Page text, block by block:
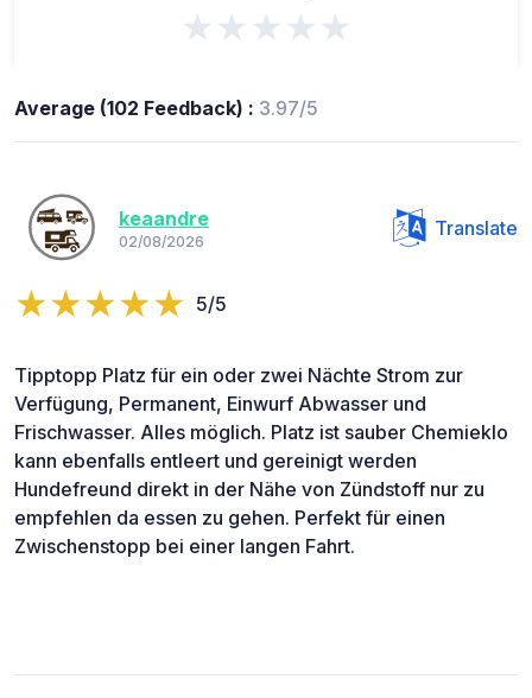
★★★★★
Average (102 Feedback) : 3.97/5
keaandre
02/08/2026
Translate
5/5
Tipptopp Platz für ein oder zwei Nächte Strom zur
Verfügung, Permanent, Einwurf Abwasser und
Frischwasser. Alles möglich. Platz ist sauber Chemieklo
kann ebenfalls entleert und gereinigt werden
Hundefreund direkt in der Nähe von Zündstoff nur zu
empfehlen da essen zu gehen. Perfekt für einen
Zwischenstopp bei einer langen Fahrt.